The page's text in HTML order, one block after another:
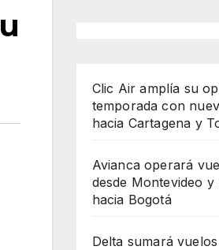
Clic Air amplía su
temporada con
hacia Cartagena y
Avianca operará
desde Montevideo
hacia Bogotá
Delta sumará